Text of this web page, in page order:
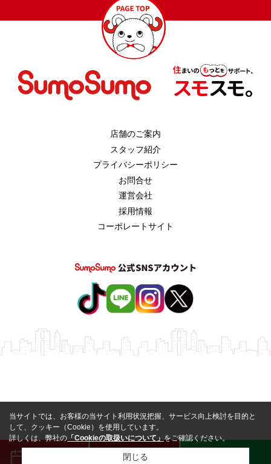
電話
店舗のご案内
スタッフ紹介
プライバシーポリシー
お問合せ
運営会社
採用情報
コーポレートサイト
当サイトでは、お客様の当サイト利用状況把握、サービス向上検討を目的と
して、クッキー（Cookie）を使用しています。
詳しくは、弊社の 「Cookieの取扱いについて」 をご確認ください。
閉じる